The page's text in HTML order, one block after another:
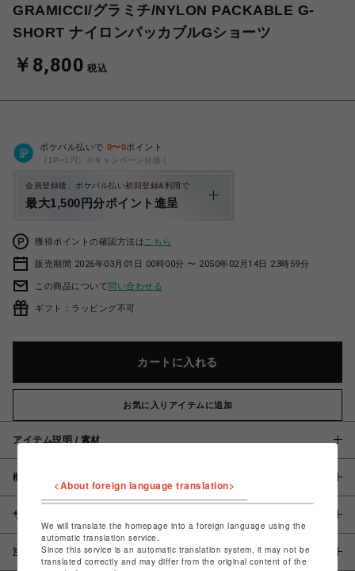
GRAMICCI/グラミチ/NYLON PACKABLE G-
SHORT ナイロンパッカブルGショーツ
￥8,800 税込
ポケパル払いで 0〜0ポイント
（1P=1円）※キャンペーン分除く
会員登録後、ポケパル払い初回登録&利用で
最大1,500円分ポイント進呈
獲得ポイントの確認方法は こちら
販売期間 2026年03月01日 00時00分 〜 2050年02月14日 23時59分
この商品について問い合わせる
ギフト：ラッピング不可
カートに入れる
お気に入りアイテムに追加
アイテム説明 / 素材
概要
サイズ
注意事項
<About foreign language translation>
We will translate the homepage into a foreign language using the
automatic translation service.
Since this service is an automatic translation system, it may not be
translated correctly and may differ from the original content of the